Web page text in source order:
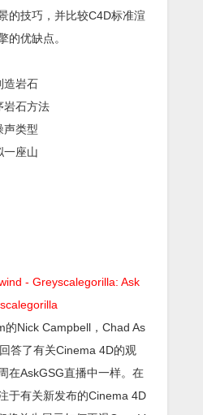
的技巧，并比较C4D标准渲
的优缺点。
造岩石
岩石方法
声类型
一座山
- Greyscalegorilla: Ask
的Nick Campbell，Chad As
答了有关Cinema 4D的观
在AskGSG直播中一样。在
于有关新发布的Cinema 4D